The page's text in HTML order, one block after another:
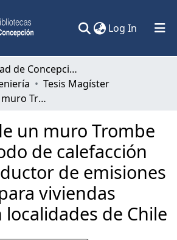
Log In (current)
Universidad de Concepción
Tesis Magíster
Potencial de un muro Trombe como método de calefacción pasiva y reductor de emisiones de MP 2,5 para viviendas sociales en localidades de Chile
un muro Trombe
de calefacción
de emisiones
viviendas
localidades de Chile